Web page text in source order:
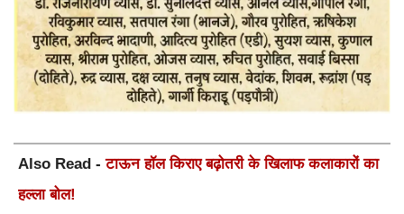
Also Read -टाऊन हॉल किराए बढ़ोतरी के खिलाफ कलाकारों का
हल्ला बोल!